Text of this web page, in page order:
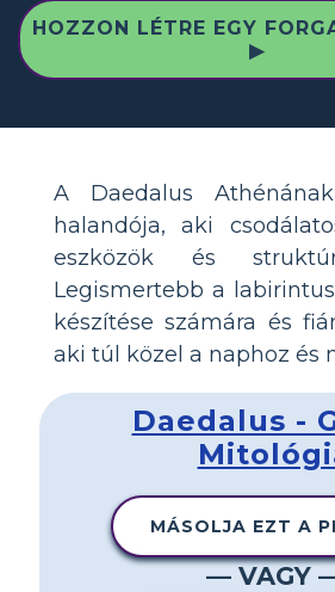
HOZZON LÉTRE EGY
▶
A Daedalus
halandója, aki
eszközök és
Legismertebb a
készítése számára és
aki túl közel a naphoz és
Daedalus -
MÁSOLJA EZT A
— VAGY